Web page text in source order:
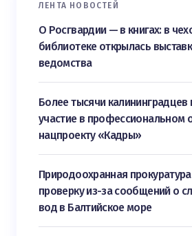
ЛЕНТА НОВОСТЕЙ
О Росгвардии — в книгах: в
библиотеке открылась
ведомства
Более тысячи калининградцев
участие в профессиональном
нацпроекту «Кадры»
Природоохранная
проверку из-за сообщений о
вод в Балтийское море